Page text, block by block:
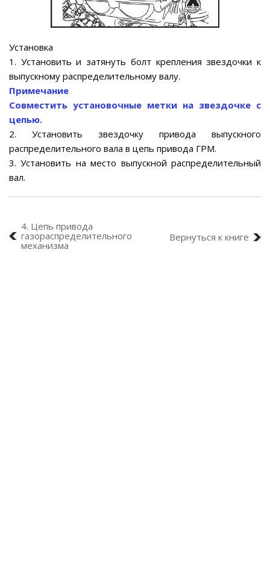
Установка
1. Установить и затянуть болт крепления звездочки к
выпускному распределительному валу.
Примечание
Совместить установочные метки на звездочке с
цепью.
2. Установить звездочку привода выпускного
распределительного вала в цепь привода ГРМ.
3. Установить на место выпускной распределительный
вал.
4. Цепь привода
газораспределительного
механизма
Вернуться к книге